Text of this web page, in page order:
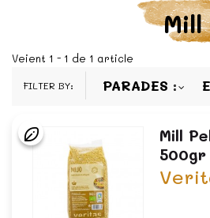
EsDeMercado.com
EsDeMercado.com te lleva a casa
los mejores mercados de Barcelona
Mill
Veient 1 - 1 de 1 article
FILTER BY: PARADES
Mill
500gr